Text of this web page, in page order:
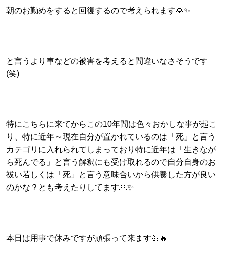
朝のお勤めをすると回復するので考えられます🙏✨
と言うより車などの被害を考えると間違いなさそうです
(笑)
特にこちらに来てからこの10年間は色々おかしな事が起こ
り、特に近年～現在自分が置かれているのは「死」と言う
カテゴリに入れられてしまっており特に近年は「生きなが
ら死んでる」と言う解釈にも受け取れるので自分自身のお
祓い若しくは「死」と言う意味合いから供養した方が良い
のかな？とも考えたりしてます🙏✨
本日は用事で休みですが頑張って来ます💪🔥